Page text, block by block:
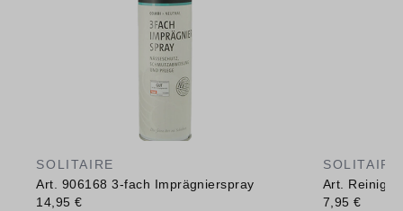
SOLITAIRE
Art. 906168 3-fach Imprägnierspray
14,95 €
SOLITAIRE
Art.
7,95 €